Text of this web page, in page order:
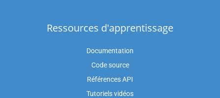
Ressources d'apprentissage
Documentation
Code source
Références API
Tutoriels vidéos